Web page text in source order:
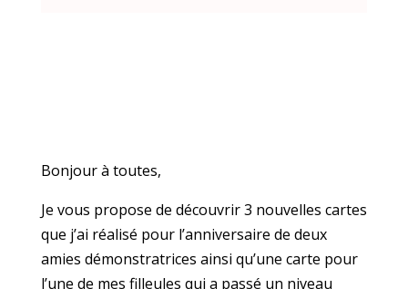
Bonjour à toutes,
Je vous propose de découvrir 3 nouvelles cartes
que j’ai réalisé pour l’anniversaire de deux
amies démonstratrices ainsi qu’une carte pour
l’une de mes filleules qui a passé un niveau